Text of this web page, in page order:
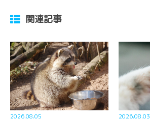
関連記事
2026.08.05 2026.08.03